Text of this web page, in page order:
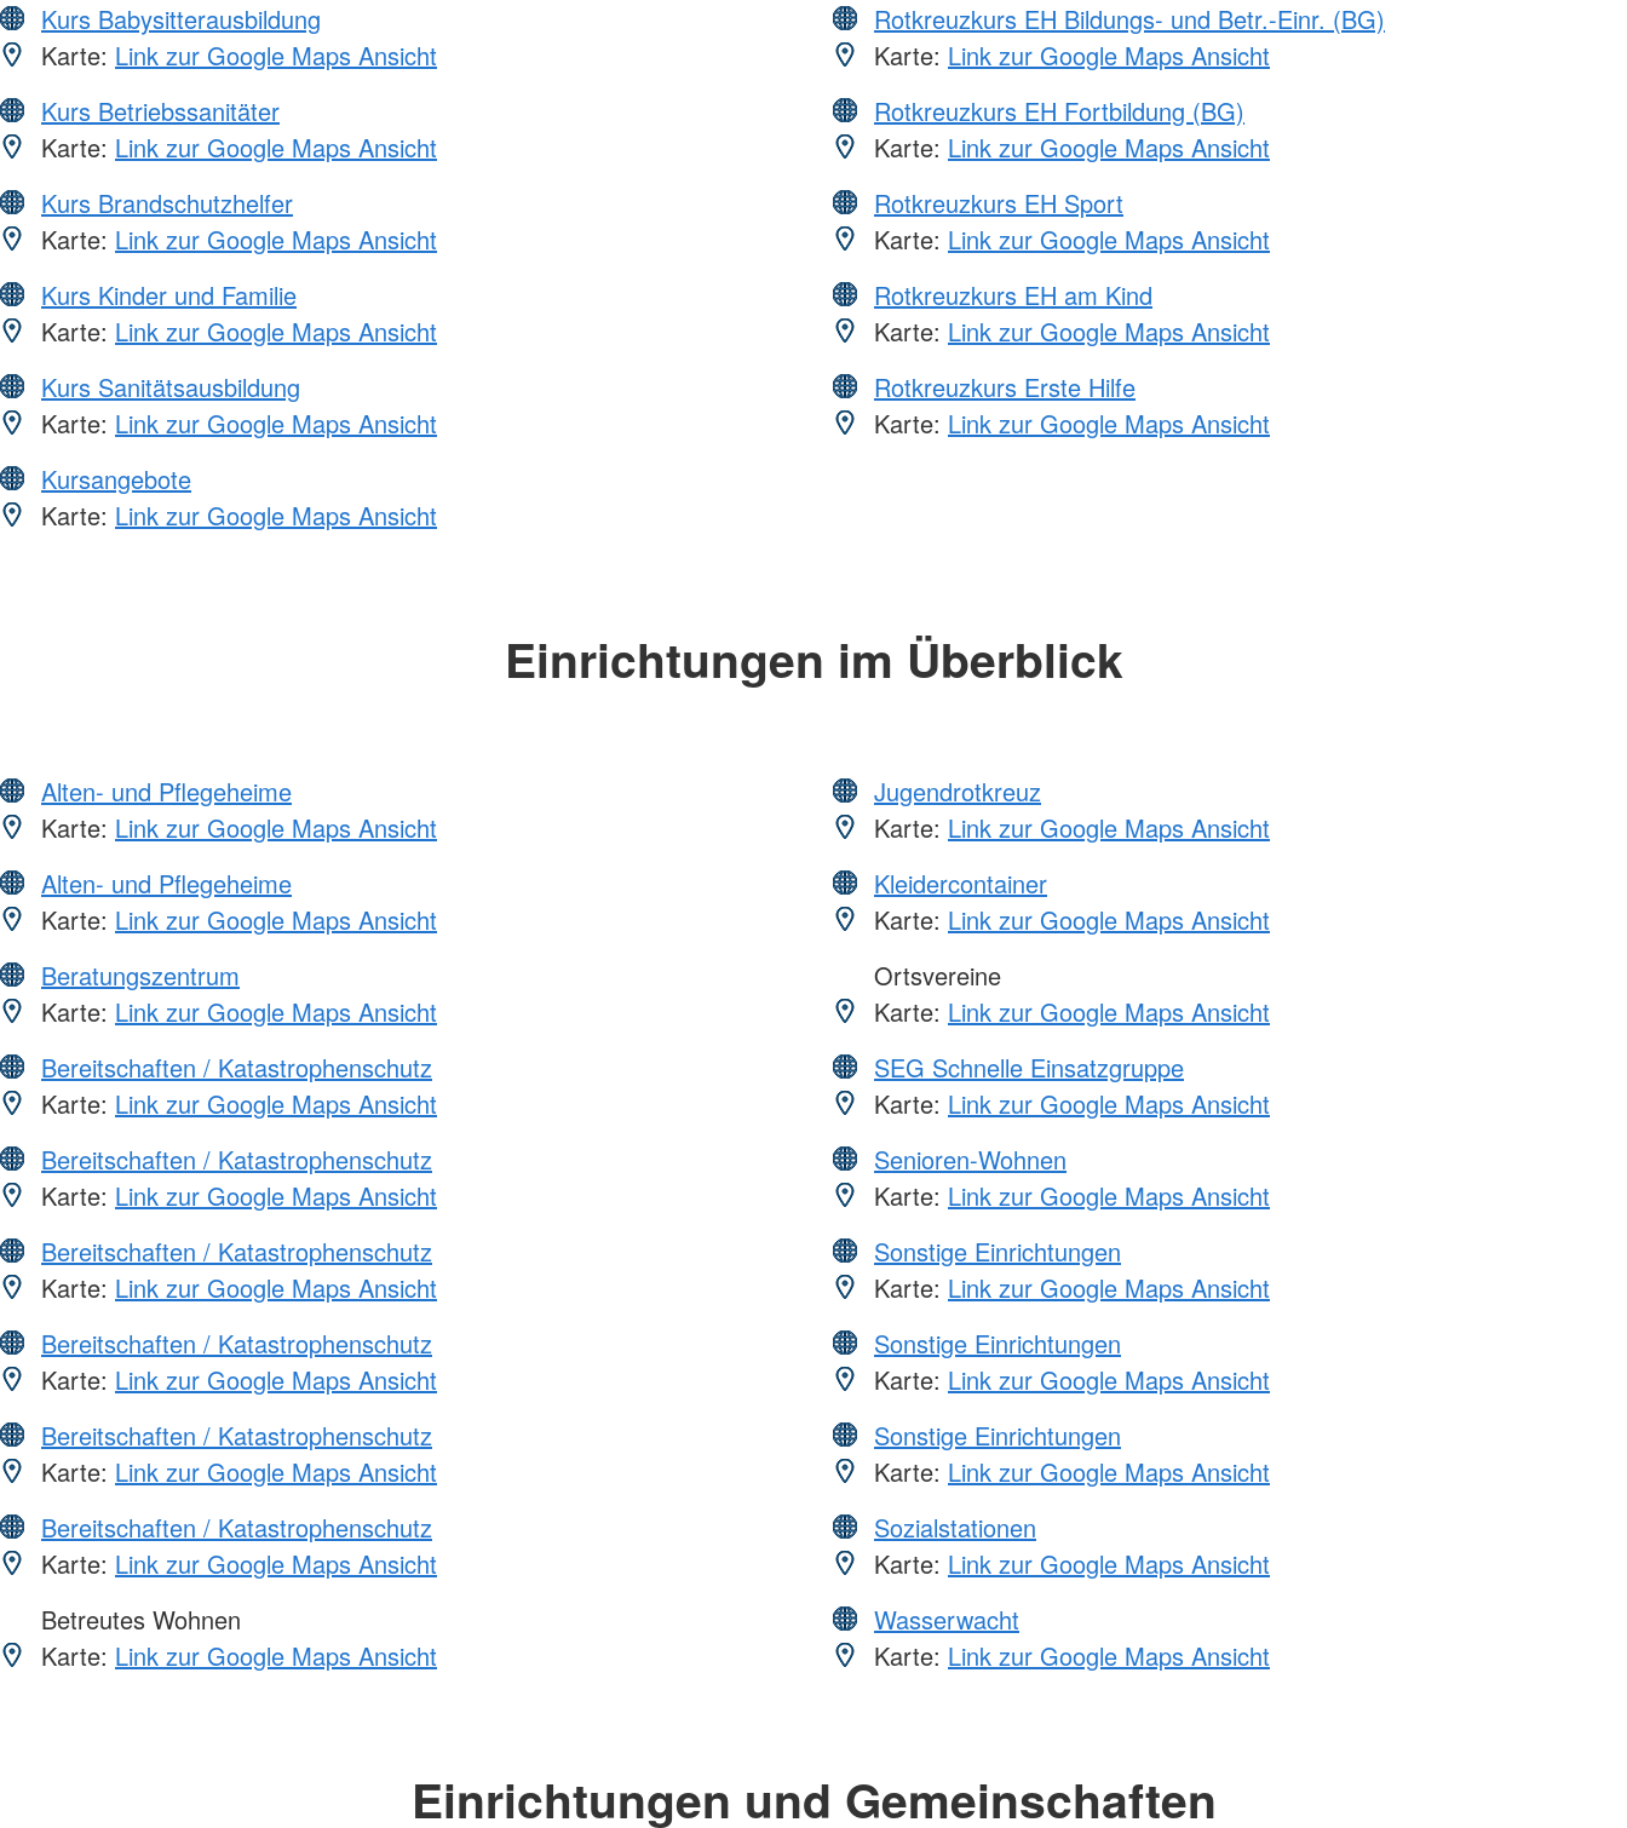
Kurs Babysitterausbildung
Karte: Link zur Google Maps Ansicht
Kurs Betriebssanitäter
Karte: Link zur Google Maps Ansicht
Kurs Brandschutzhelfer
Karte: Link zur Google Maps Ansicht
Kurs Kinder und Familie
Karte: Link zur Google Maps Ansicht
Kurs Sanitätsausbildung
Karte: Link zur Google Maps Ansicht
Kursangebote
Karte: Link zur Google Maps Ansicht
Rotkreuzkurs EH Bildungs- und Betr.-Einr. (BG)
Karte: Link zur Google Maps Ansicht
Rotkreuzkurs EH Fortbildung (BG)
Karte: Link zur Google Maps Ansicht
Rotkreuzkurs EH Sport
Karte: Link zur Google Maps Ansicht
Rotkreuzkurs EH am Kind
Karte: Link zur Google Maps Ansicht
Rotkreuzkurs Erste Hilfe
Karte: Link zur Google Maps Ansicht
Einrichtungen im Überblick
Alten- und Pflegeheime
Karte: Link zur Google Maps Ansicht
Alten- und Pflegeheime
Karte: Link zur Google Maps Ansicht
Beratungszentrum
Karte: Link zur Google Maps Ansicht
Bereitschaften / Katastrophenschutz
Karte: Link zur Google Maps Ansicht
Bereitschaften / Katastrophenschutz
Karte: Link zur Google Maps Ansicht
Bereitschaften / Katastrophenschutz
Karte: Link zur Google Maps Ansicht
Bereitschaften / Katastrophenschutz
Karte: Link zur Google Maps Ansicht
Bereitschaften / Katastrophenschutz
Karte: Link zur Google Maps Ansicht
Bereitschaften / Katastrophenschutz
Karte: Link zur Google Maps Ansicht
Betreutes Wohnen
Karte: Link zur Google Maps Ansicht
Jugendrotkreuz
Karte: Link zur Google Maps Ansicht
Kleidercontainer
Karte: Link zur Google Maps Ansicht
Ortsvereine
Karte: Link zur Google Maps Ansicht
SEG Schnelle Einsatzgruppe
Karte: Link zur Google Maps Ansicht
Senioren-Wohnen
Karte: Link zur Google Maps Ansicht
Sonstige Einrichtungen
Karte: Link zur Google Maps Ansicht
Sonstige Einrichtungen
Karte: Link zur Google Maps Ansicht
Sonstige Einrichtungen
Karte: Link zur Google Maps Ansicht
Sozialstationen
Karte: Link zur Google Maps Ansicht
Wasserwacht
Karte: Link zur Google Maps Ansicht
Einrichtungen und Gemeinschaften